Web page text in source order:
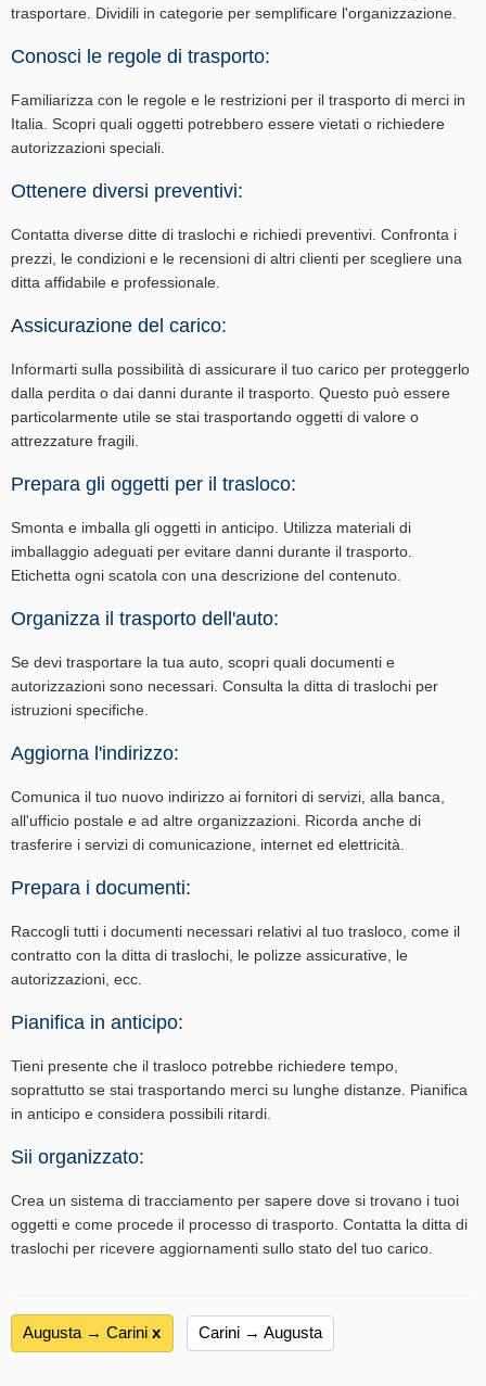
trasportare. Dividili in categorie per semplificare l'organizzazione.
Conosci le regole di trasporto:
Familiarizza con le regole e le restrizioni per il trasporto di merci in
Italia. Scopri quali oggetti potrebbero essere vietati o richiedere
autorizzazioni speciali.
Ottenere diversi preventivi:
Contatta diverse ditte di traslochi e richiedi preventivi. Confronta i
prezzi, le condizioni e le recensioni di altri clienti per scegliere una
ditta affidabile e professionale.
Assicurazione del carico:
Informarti sulla possibilità di assicurare il tuo carico per proteggerlo
dalla perdita o dai danni durante il trasporto. Questo può essere
particolarmente utile se stai trasportando oggetti di valore o
attrezzature fragili.
Prepara gli oggetti per il trasloco:
Smonta e imballa gli oggetti in anticipo. Utilizza materiali di
imballaggio adeguati per evitare danni durante il trasporto.
Etichetta ogni scatola con una descrizione del contenuto.
Organizza il trasporto dell'auto:
Se devi trasportare la tua auto, scopri quali documenti e
autorizzazioni sono necessari. Consulta la ditta di traslochi per
istruzioni specifiche.
Aggiorna l'indirizzo:
Comunica il tuo nuovo indirizzo ai fornitori di servizi, alla banca,
all'ufficio postale e ad altre organizzazioni. Ricorda anche di
trasferire i servizi di comunicazione, internet ed elettricità.
Prepara i documenti:
Raccogli tutti i documenti necessari relativi al tuo trasloco, come il
contratto con la ditta di traslochi, le polizze assicurative, le
autorizzazioni, ecc.
Pianifica in anticipo:
Tieni presente che il trasloco potrebbe richiedere tempo,
soprattutto se stai trasportando merci su lunghe distanze. Pianifica
in anticipo e considera possibili ritardi.
Sii organizzato:
Crea un sistema di tracciamento per sapere dove si trovano i tuoi
oggetti e come procede il processo di trasporto. Contatta la ditta di
traslochi per ricevere aggiornamenti sullo stato del tuo carico.
Augusta → Carini х Carini → Augusta